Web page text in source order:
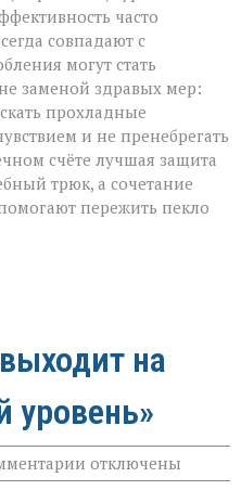
часто
совпадают с
могут стать
заменой здравых мер:
прохладные
и не пренебрегать
счёте лучшая защита
трюк, а сочетание
пережить пекло
на
к
записи
отключены